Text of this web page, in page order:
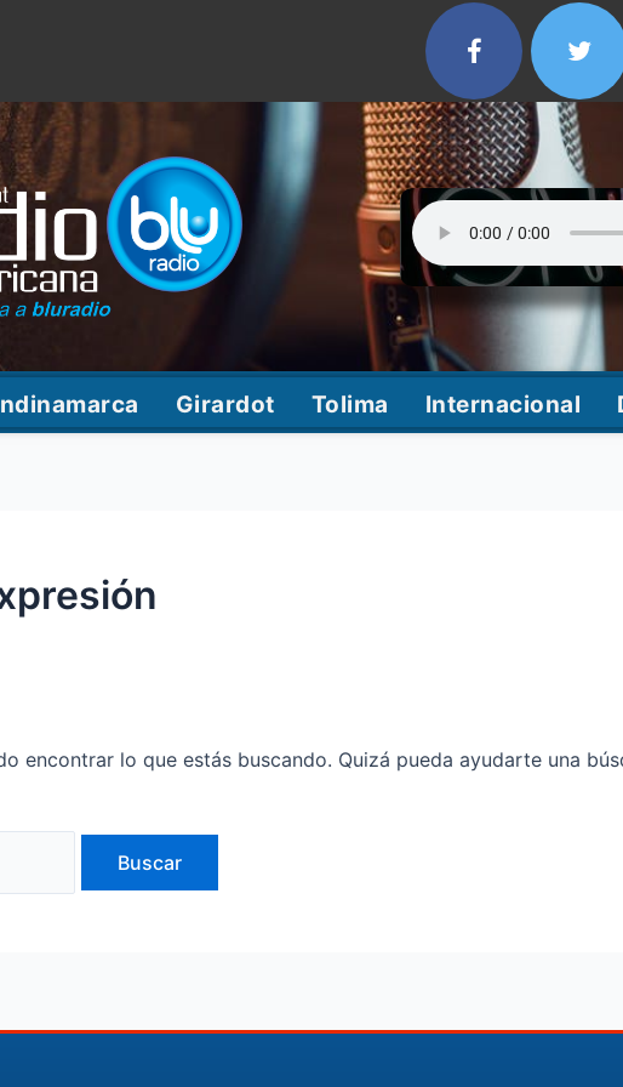
Girardot Tolima Internacional
encontrar lo que estás buscando. Quizá pueda ayudarte una